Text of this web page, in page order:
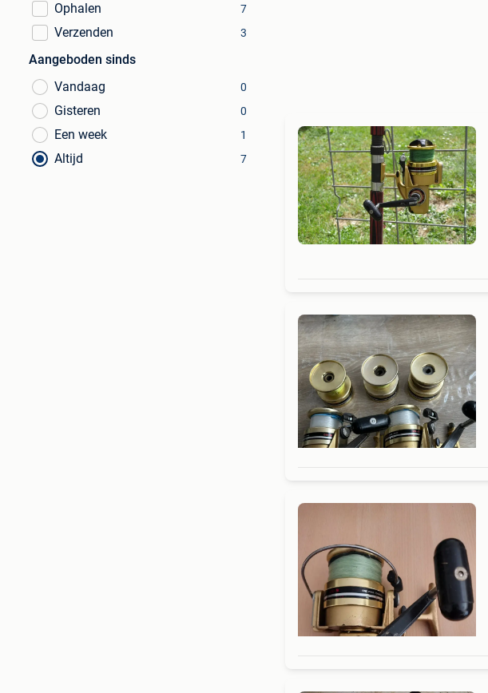
Ophalen
7
Verzenden 3
Aangeboden sinds
Vandaag
0
Gisteren 0
Een week 1
Altijd 7